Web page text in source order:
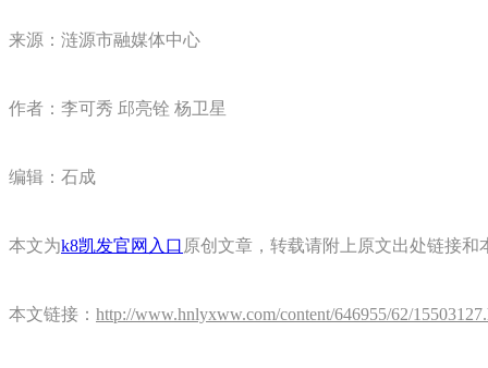
来源：涟源市融媒体中心
作者：李可秀 邱亮铨 杨卫星
编辑：石成
本文为k8凯发官网入口 原创文章，转载请附上原文出处链接和
本文链接： http://www.hnlyxww.com/content/646955/62/